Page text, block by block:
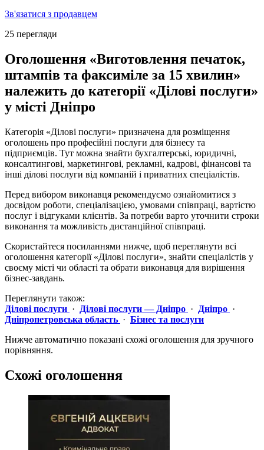
Зв'язатися з продавцем
25 перегляди
Оголошення «Виготовлення печаток,
штампів та факсиміле за 15 хвилин»
належить до категорії «Ділові послуги»
у місті Дніпро
Категорія «Ділові послуги» призначена для розміщення
оголошень про професійні послуги для бізнесу та
підприємців. Тут можна знайти бухгалтерські, юридичні,
консалтингові, маркетингові, рекламні, кадрові, фінансові та
інші ділові послуги від компаній і приватних спеціалістів.
Перед вибором виконавця рекомендуємо ознайомитися з
досвідом роботи, спеціалізацією, умовами співпраці, вартістю
послуг і відгуками клієнтів. За потреби варто уточнити строки
виконання та можливість дистанційної співпраці.
Скористайтеся посиланнями нижче, щоб переглянути всі
оголошення категорії «Ділові послуги», знайти спеціалістів у
своєму місті чи області та обрати виконавця для вирішення
бізнес-завдань.
Переглянути також:
Ділові послуги · Ділові послуги — Дніпро · Дніпро ·
Дніпропетровська область · Бізнес та послуги
Нижче автоматично показані схожі оголошення для зручного
порівняння.
Схожі оголошення